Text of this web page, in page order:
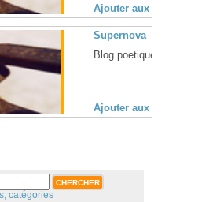
Ajouter aux favoris
Supernova
Blog poetique et
Ajouter aux favoris
catégories